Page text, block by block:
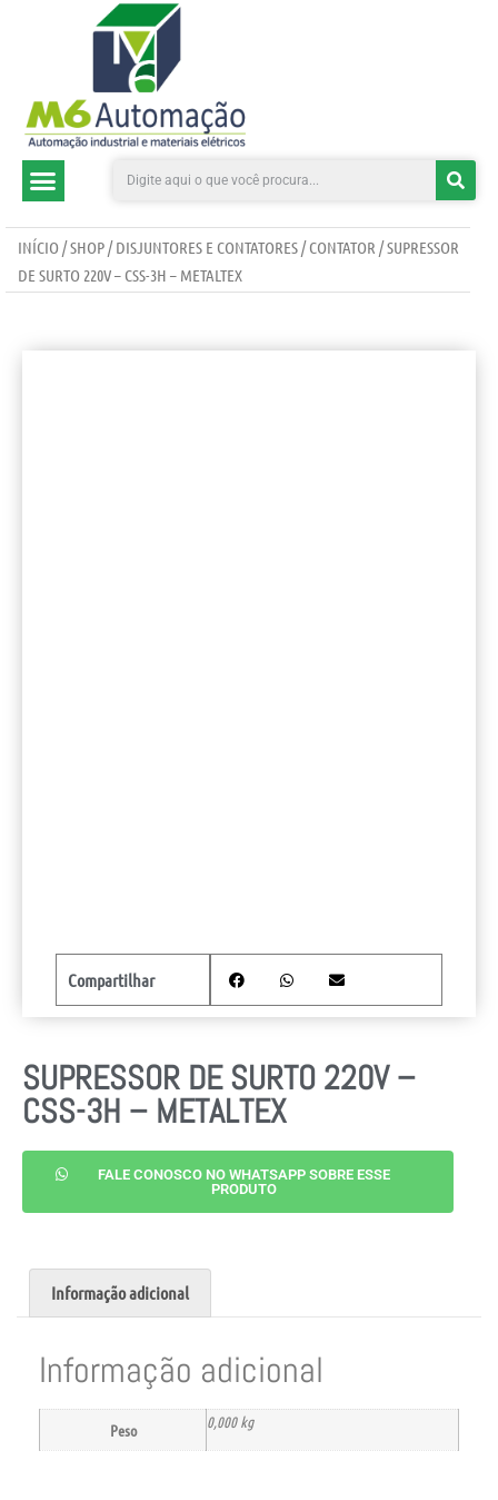
INÍCIO/SHOP/DISJUNTORES E CONTATORES/CONTATOR / SUPRESSOR
DE SURTO 220V – CSS-3H – METALTEX
SUPRESSOR DE SURTO 220V –
CSS-3H – METALTEX
FALE CONOSCO NO WHATSAPP SOBRE ESSE
PRODUTO
Compartilhar
Informação adicional
Informação adicional
Peso 0,000 kg